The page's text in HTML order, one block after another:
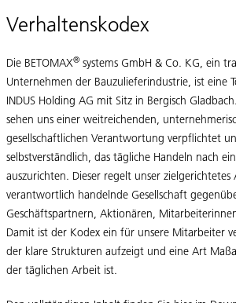
Verhaltenskodex
Die BETOMAX® systems GmbH & Co. KG, ein
Unternehmen der Bauzulieferindustrie, ist eine
INDUS Holding AG mit Sitz in Bergisch
sehen uns einer weitreichenden,
gesellschaftlichen Verantwortung verpflichtet
selbstverständlich, das tägliche Handeln nach
auszurichten. Dieser regelt unser zielgerichtetes
verantwortlich handelnde Gesellschaft
Geschäftspartnern, Aktionären,
Damit ist der Kodex ein für unsere Mitarbeiter
der klare Strukturen aufzeigt und eine Art
der täglichen Arbeit ist.